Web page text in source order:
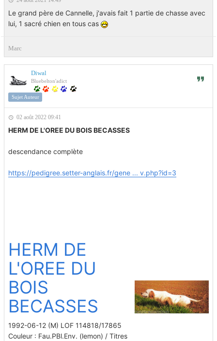
Le grand père de Cannelle, j'avais fait 1 partie de chasse avec
lui, 1 sacré chien en tous cas
Marc
Diwal
Bluebelton'adict
Sujet Auteur
02 août 2022 09:41
HERM DE L'OREE DU BOIS BECASSES
descendance complète
https://pedigree.setter-anglais.fr/gene ... v.php?id=3
HERM DE
L'OREE DU
BOIS
BECASSES
1992-06-12 (M) LOF 114818/17865
Couleur : Fau.PBl.Env. (lemon) / Titres